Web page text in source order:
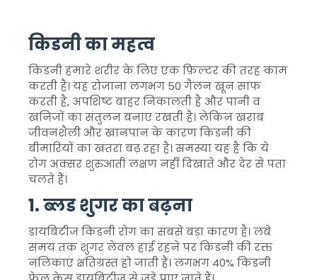
किडनी का महत्व
किडनी हमारे शरीर के लिए एक फ़िल्टर की तरह काम
करती है। यह रोज़ाना लगभग 50 गैलन खून साफ
करती है, अपशिष्ट बाहर निकालती है और पानी व
खनिजों का संतुलन बनाए रखती है। लेकिन खराब
जीवनशैली और खानपान के कारण किडनी की
बीमारियों का खतरा बढ़ रहा है। समस्या यह है कि ये
रोग अक्सर शुरुआती लक्षण नहीं दिखाते और देर से पता
चलते हैं।
1. ब्लड शुगर का बढ़ना
डायबिटीज किडनी रोग का सबसे बड़ा कारण है। लंबे
समय तक शुगर लेवल हाई रहने पर किडनी की रक्त
नलिकाएं क्षतिग्रस्त हो जाती हैं। लगभग 40% किडनी